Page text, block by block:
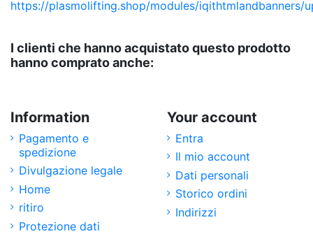
I clienti che hanno acquistato questo prodotto
hanno comprato anche:
Information
Pagamento e
spedizione
Divulgazione legale
Home
ritiro
Protezione dati
Your account
Entra
Il mio account
Dati personali
Storico ordini
Indirizzi